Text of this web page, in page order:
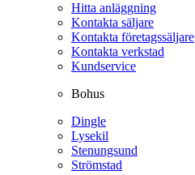
Hitta anläggning
Kontakta säljare
Kontakta företagssäljare
Kontakta verkstad
Kundservice
Bohus
Dingle
Lysekil
Stenungsund
Strömstad